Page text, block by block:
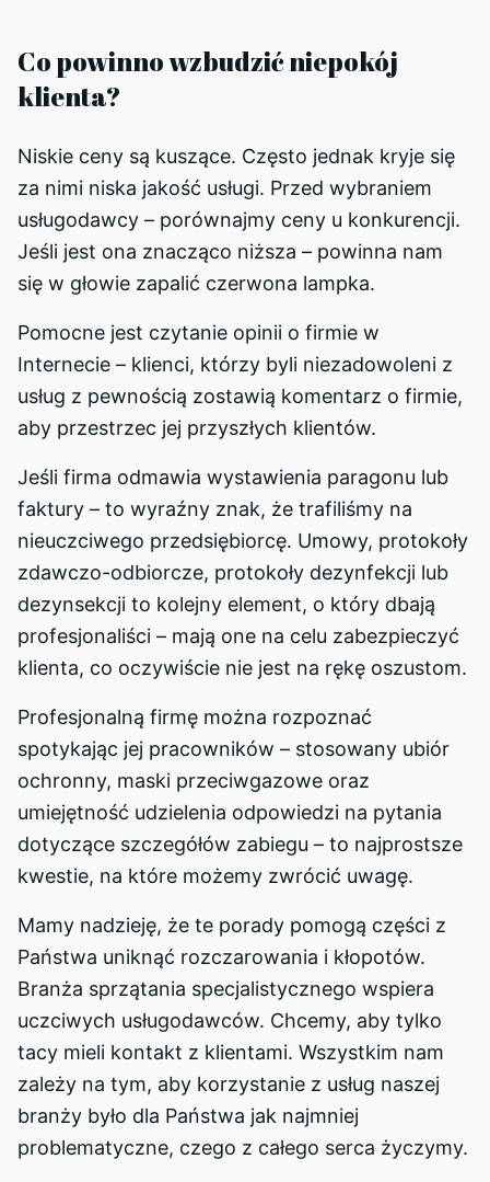
Co powinno wzbudzić niepokój
klienta?
Niskie ceny są kuszące. Często jednak kryje się
za nimi niska jakość usługi. Przed wybraniem
usługodawcy – porównajmy ceny u konkurencji.
Jeśli jest ona znacząco niższa – powinna nam
się w głowie zapalić czerwona lampka.
Pomocne jest czytanie opinii o firmie w
Internecie – klienci, którzy byli niezadowoleni z
usług z pewnością zostawią komentarz o firmie,
aby przestrzec jej przyszłych klientów.
Jeśli firma odmawia wystawienia paragonu lub
faktury – to wyraźny znak, że trafiliśmy na
nieuczciwego przedsiębiorcę. Umowy, protokoły
zdawczo-odbiorcze, protokoły dezynfekcji lub
dezynsekcji to kolejny element, o który dbają
profesjonaliści – mają one na celu zabezpieczyć
klienta, co oczywiście nie jest na rękę oszustom.
Profesjonalną firmę można rozpoznać
spotykając jej pracowników – stosowany ubiór
ochronny, maski przeciwgazowe oraz
umiejętność udzielenia odpowiedzi na pytania
dotyczące szczegółów zabiegu – to najprostsze
kwestie, na które możemy zwrócić uwagę.
Mamy nadzieję, że te porady pomogą części z
Państwa uniknąć rozczarowania i kłopotów.
Branża sprzątania specjalistycznego wspiera
uczciwych usługodawców. Chcemy, aby tylko
tacy mieli kontakt z klientami. Wszystkim nam
zależy na tym, aby korzystanie z usług naszej
branży było dla Państwa jak najmniej
problematyczne, czego z całego serca życzymy.